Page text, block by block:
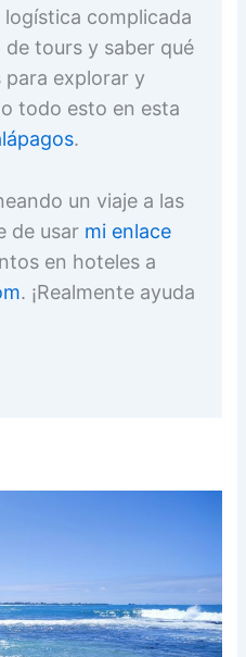
logística complicada
de tours y saber qué
para explorar y
todo esto en esta
.
un viaje a las
de usar mi enlace
en hoteles a
. ¡Realmente ayuda